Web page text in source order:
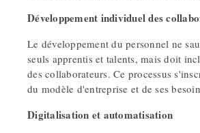
Développement individuel des
Le développement du personnel ne
seuls apprentis et talents, mais doit
des collaborateurs. Ce processus
du modèle d'entreprise et de ses
Digitalisation et automatisation